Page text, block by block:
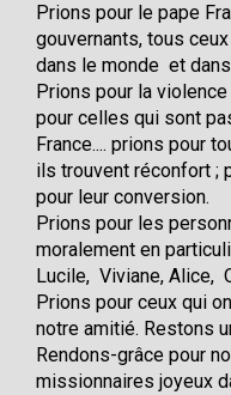
Prions pour le pape
gouvernants, tous
dans le monde et
Prions pour la
pour celles qui sont
France.... prions pour
ils trouvent réconfort ;
pour leur conversion.
Prions pour les
moralement en
Lucile, Viviane, Alice,
Prions pour ceux qui
notre amitié. Restons
Rendons-grâce pour
missionnaires joyeux